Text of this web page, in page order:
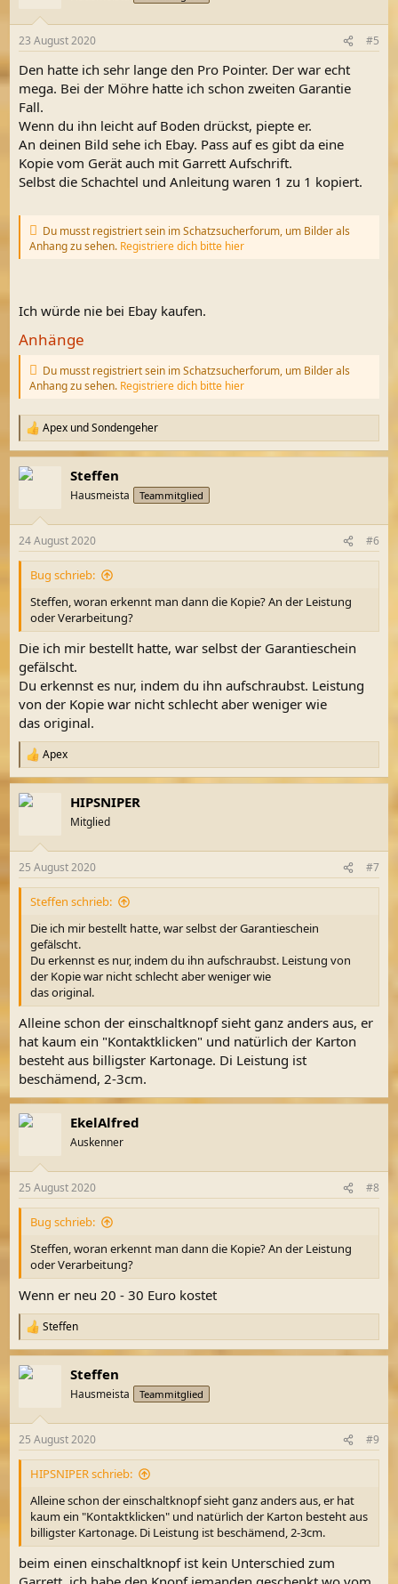
23 August 2020 #5
Den hatte ich sehr lange den Pro Pointer. Der war echt
mega. Bei der Möhre hatte ich schon zweiten Garantie
Fall.
Wenn du ihn leicht auf Boden drückst, piepte er.
An deinen Bild sehe ich Ebay. Pass auf es gibt da eine
Kopie vom Gerät auch mit Garrett Aufschrift.
Selbst die Schachtel und Anleitung waren 1 zu 1 kopiert.
Du musst registriert sein im Schatzsucherforum, um Bilder als
Anhang zu sehen. Registriere dich bitte hier
Ich würde nie bei Ebay kaufen.
Anhänge
Du musst registriert sein im Schatzsucherforum, um Bilder als
Anhang zu sehen. Registriere dich bitte hier
R
e
a
k
e
n
Apex undSondengeher
Steffen
Hausmeista Teammitglied
24 August 2020 #6
Bug schrieb:
Steffen, woran erkennt man dann die Kopie? An der Leistung
oder Verarbeitung?
Die ich mir bestellt hatte, war selbst der Garantieschein
gefälscht.
Du erkennst es nur, indem du ihn aufschraubst. Leistung
von der Kopie war nicht schlecht aber weniger wie
das original.
R
e
a
k
e
n
Apex
HIPSNIPER
Mitglied
25 August 2020 #7
Steffen schrieb:
Die ich mir bestellt hatte, war selbst der Garantieschein
gefälscht.
Du erkennst es nur, indem du ihn aufschraubst. Leistung von
der Kopie war nicht schlecht aber weniger wie
das original.
Alleine schon der einschaltknopf sieht ganz anders aus, er
hat kaum ein "Kontaktklicken" und natürlich der Karton
besteht aus billigster Kartonage. Di Leistung ist
beschämend, 2-3cm.
EkelAlfred
Auskenner
25 August 2020 #8
Bug schrieb:
Steffen, woran erkennt man dann die Kopie? An der Leistung
oder Verarbeitung?
Wenn er neu 20 - 30 Euro kostet
R
e
a
k
e
n
Steffen
Steffen
Hausmeista Teammitglied
25 August 2020 #9
HIPSNIPER schrieb:
Alleine schon der einschaltknopf sieht ganz anders aus, er hat
kaum ein "Kontaktklicken" und natürlich der Karton besteht aus
billigster Kartonage. Di Leistung ist beschämend, 2-3cm.
beim einen einschaltknopf ist kein Unterschied zum